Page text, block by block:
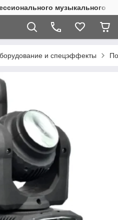
музыкального
и спецэффекты